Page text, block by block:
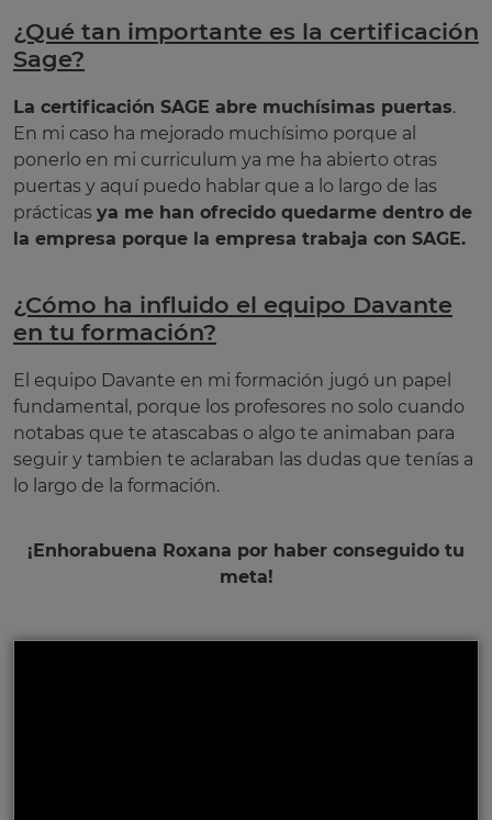
¿Qué tan importante es la certificación
Sage?
La certificación SAGE abre muchísimas puertas.
En mi caso ha mejorado muchísimo porque al
ponerlo en mi curriculum ya me ha abierto otras
puertas y aquí puedo hablar que a lo largo de las
prácticas ya me han ofrecido quedarme dentro de
la empresa porque la empresa trabaja con SAGE.
¿Cómo ha influido el equipo Davante
en tu formación?
El equipo Davante en mi formación jugó un papel
fundamental, porque los profesores no solo cuando
notabas que te atascabas o algo te animaban para
seguir y tambien te aclaraban las dudas que tenías a
lo largo de la formación.
¡Enhorabuena Roxana por haber conseguido tu
meta!